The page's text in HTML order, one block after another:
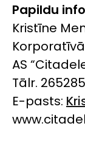
Papildu
Kristīne
AS
Tālr.
E-pasts: